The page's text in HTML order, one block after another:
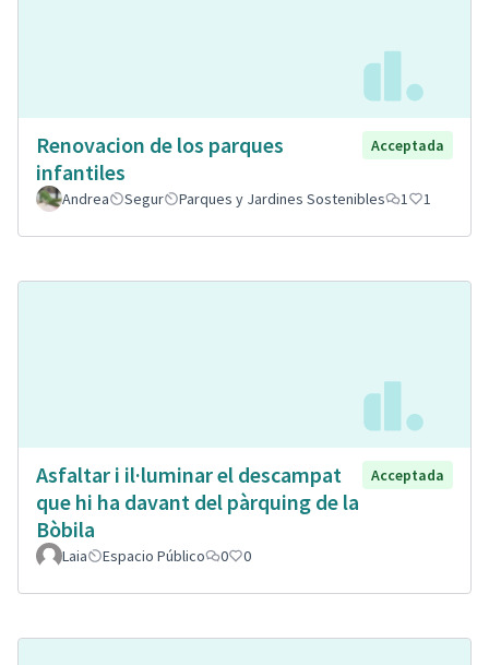
Renovacion de los parques
infantiles
Acceptada
Andrea Segur Parques y Jardines Sostenibles 1 1
Asfaltar i il·luminar el descampat
que hi ha davant del pàrquing de la
Bòbila
Acceptada
Laia Espacio Público 0 0